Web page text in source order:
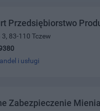
Przedsiębiorstwo
83-110 Tczew
i usługi
Zabezpieczenie Mienia